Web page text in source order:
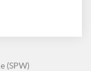
(SPW)